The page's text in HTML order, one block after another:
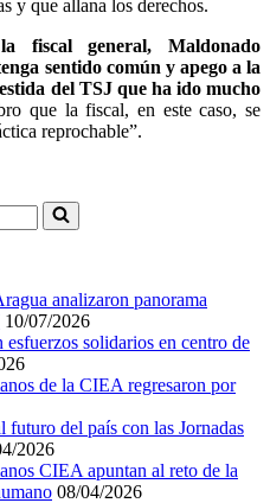
y que allana los derechos.
fiscal general, Maldonado
sentido común y apego a la
del TSJ que ha ido mucho
que la fiscal, en este caso, se
reprochable”.
analizaron panorama
10/07/2026
solidarios en centro de
de la CIEA regresaron por
futuro del país con las Jornadas
2026
CIEA apuntan al reto de la
08/04/2026